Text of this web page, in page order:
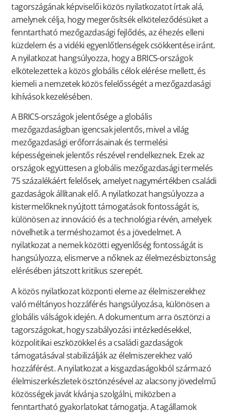
tagországának képviselői közös nyilatkozatot írtak alá,
amelynek célja, hogy megerősítsék elköteleződésüket a
fenntartható mezőgazdasági fejlődés, az éhezés elleni
küzdelem és a vidéki egyenlőtlenségek csökkentése iránt.
A nyilatkozat hangsúlyozza, hogy a BRICS-országok
elkötelezettek a közös globális célok elérése mellett, és
kiemeli a nemzetek közös felelősségét a mezőgazdasági
kihívások kezelésében.
A BRICS-országok jelentősége a globális
mezőgazdaságban igencsak jelentős, mivel a világ
mezőgazdasági erőforrásainak és termelési
képességeinek jelentős részével rendelkeznek. Ezek az
országok együttesen a globális mezőgazdasági termelés
75 százalékáért felelősek, amelyet nagymértékben családi
gazdaságok állítanak elő. A nyilatkozat hangsúlyozza a
kistermelőknek nyújtott támogatások fontosságát is,
különösen az innováció és a technológia révén, amelyek
növelhetik a terméshozamot és a jövedelmet. A
nyilatkozat a nemek közötti egyenlőség fontosságát is
hangsúlyozza, elismerve a nőknek az élelmezésbiztonság
elérésében játszott kritikus szerepét.
A közös nyilatkozat központi eleme az élelmiszerekhez
való méltányos hozzáférés hangsúlyozása, különösen a
globális válságok idején. A dokumentum arra ösztönzi a
tagországokat, hogy szabályozási intézkedésekkel,
közpolitikai eszközökkel és a családi gazdaságok
támogatásával stabilizálják az élelmiszerekhez való
hozzáférést. A nyilatkozat a kisgazdaságokból származó
élelmiszerkészletek ösztönzésével az alacsony jövedelmű
közösségek javát kívánja szolgálni, miközben a
fenntartható gyakorlatokat támogatja. A tagállamok